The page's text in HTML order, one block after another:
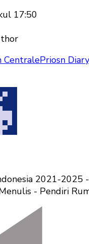
17:50
CentralePriosn
2021-2025
- Pendiri